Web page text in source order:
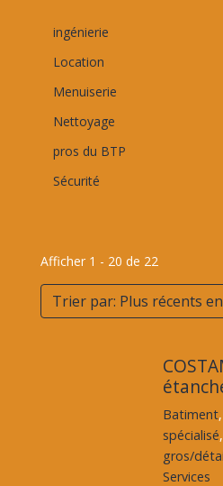
ingénierie
Location
Menuiserie
Nettoyage
pros du BTP
Sécurité
Afficher 1 - 20 de 22
Trier par: Plus récents
Batiment,
spécialisé,
gros/
Services